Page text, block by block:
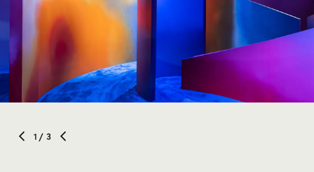
1 / 3